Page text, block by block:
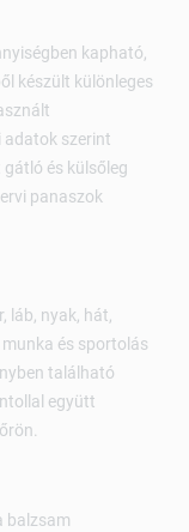
kapható,
készült különleges
adatok szerint
és külsőleg
panaszok
láb, nyak, hát,
és sportolás
található
együtt
balzsam